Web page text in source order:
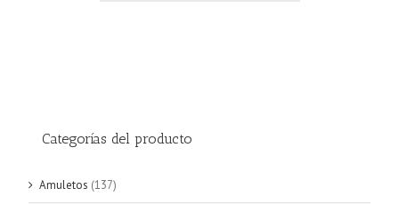
Categorías del producto
Amuletos (137)